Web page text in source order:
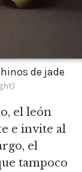
de jade
el león
e invite al
el
tampoco